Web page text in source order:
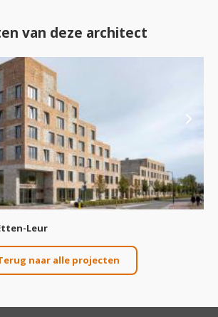
van deze architect
naar alle projecten